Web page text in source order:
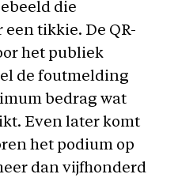
die
tikkie. De QR-
het publiek
de foutmelding
bedrag wat
Even later komt
het podium op
dan vijfhonderd